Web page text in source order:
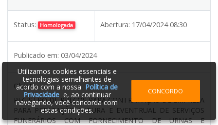
Status: Homologada Abertura: 17/04/2024 08:30
Publicado em: 03/04/2024
Objeto:
REGISTRO DE PREÇOS PARA CONTRATAÇÃO DE EMPRESA
PARA PRESTAÇÃO FUTURA E EVENTRUAL DE SERVIÇOS
FUNERÁRIOS COM FORNECIMENTO DE URNAS E
Utilizamos cookies essenciais e
tecnologias semelhantes de
acordo com a nossa Política de
Privacidadee, ao continuar
navegando, você concorda com
estas condições.
CONCORDO